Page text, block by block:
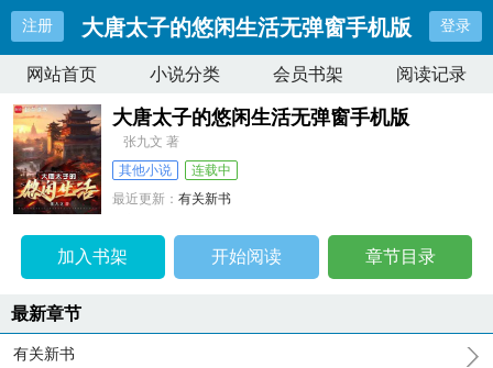
注册 大唐太子的悠闲生活无弹窗手机版 登录
网站首页 小说分类 会员书架 阅读记录
大唐太子的悠闲生活无弹窗手机版
张九文 著
其他小说
连载中
最近更新：有关新书
加入书架 开始阅读 章节目录
最新章节
有关新书